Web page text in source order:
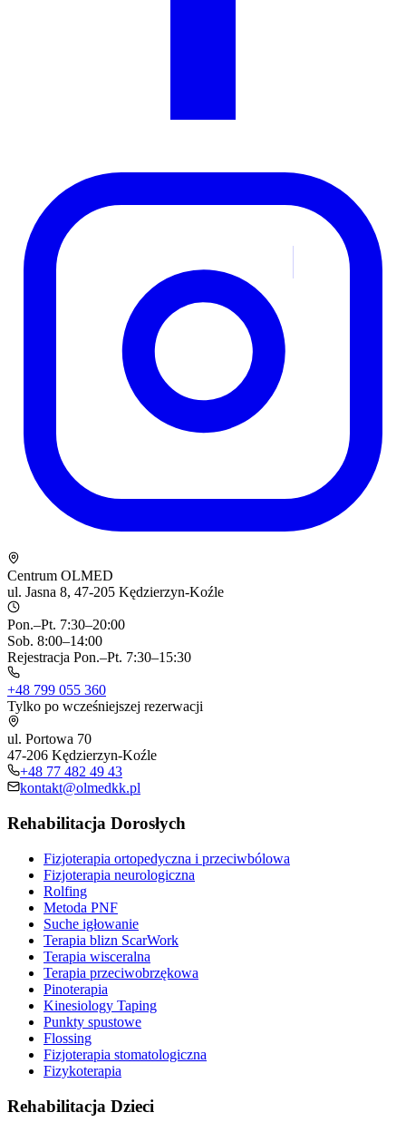
Centrum OLMED
ul. Jasna 8, 47-205 Kędzierzyn-Koźle
Pon.–Pt. 7:30–20:00
Sob. 8:00–14:00
Rejestracja Pon.–Pt. 7:30–15:30
+48 799 055 360
Tylko po wcześniejszej rezerwacji
ul. Portowa 70
47-206 Kędzierzyn-Koźle
+48 77 482 49 43
kontakt@olmedkk.pl
Rehabilitacja Dorosłych
Fizjoterapia ortopedyczna i przeciwbólowa
Fizjoterapia neurologiczna
Rolfing
Metoda PNF
Suche igłowanie
Terapia blizn ScarWork
Terapia wisceralna
Terapia przeciwobrzękowa
Pinoterapia
Kinesiology Taping
Punkty spustowe
Flossing
Fizjoterapia stomatologiczna
Fizykoterapia
Rehabilitacja Dzieci